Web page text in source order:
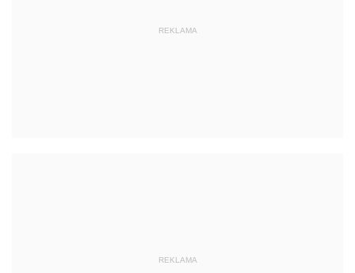
REKLAMA
REKLAMA